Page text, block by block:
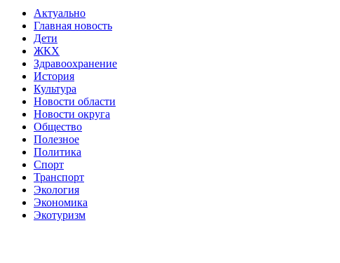
Актуально
Главная новость
Дети
ЖКХ
Здравоохранение
История
Культура
Новости области
Новости округа
Общество
Полезное
Политика
Спорт
Транспорт
Экология
Экономика
Экотуризм